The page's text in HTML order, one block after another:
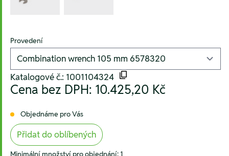
Provedení
Katalogové č.: 1001104324
Cena bez DPH: 10.425,20 Kč
Objednáme pro Vás
Přidat do oblíbených
Minimální množství pro objednání: 1